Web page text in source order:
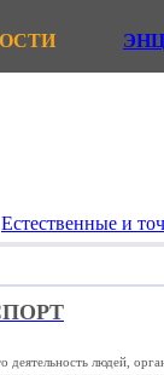
Естественные и
деятельность людей,